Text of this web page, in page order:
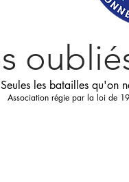
Seules les batailles qu'on
Association régie par la loi de